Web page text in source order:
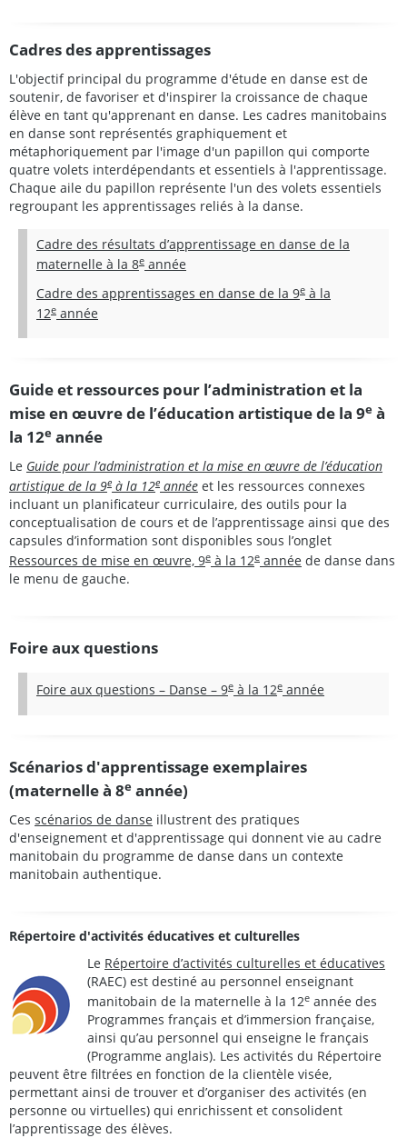
Cadres des apprentissages
L'objectif principal du programme d'étude en danse est de
soutenir, de favoriser et d'inspirer la croissance de chaque
élève en tant qu'apprenant en danse. Les cadres manitobains
en danse sont représentés graphiquement et
métaphoriquement par l'image d'un papillon qui comporte
quatre volets interdépendants et essentiels à l'apprentissage.
Chaque aile du papillon représente l'un des volets essentiels
regroupant les apprentissages reliés à la danse.
Cadre des résultats d’apprentissage en danse de la
maternelle à la 8e année
Cadre des apprentissages en danse de la 9e à la
12e année
Guide et ressources pour l’administration et la
mise en œuvre de l’éducation artistique de la 9e à
la 12e année
Le Guide pour l’administration et la mise en œuvre de l’éducation
artistique de la 9e à la 12e année et les ressources connexes
incluant un planificateur curriculaire, des outils pour la
conceptualisation de cours et de l’apprentissage ainsi que des
capsules d’information sont disponibles sous l’onglet
Ressources de mise en œuvre, 9e à la 12e année de danse dans
le menu de gauche.
Foire aux questions
Foire aux questions – Danse – 9e à la 12e année
Scénarios d'apprentissage exemplaires
(maternelle à 8e année)
Ces scénarios de danse illustrent des pratiques
d'enseignement et d'apprentissage qui donnent vie au cadre
manitobain du programme de danse dans un contexte
manitobain authentique.
Répertoire d'activités éducatives et culturelles
Le Répertoire d’activités culturelles et éducatives
(RAEC) est destiné au personnel enseignant
manitobain de la maternelle à la 12e année des
Programmes français et d’immersion française,
ainsi qu’au personnel qui enseigne le français
(Programme anglais). Les activités du Répertoire
peuvent être filtrées en fonction de la clientèle visée,
permettant ainsi de trouver et d’organiser des activités (en
personne ou virtuelles) qui enrichissent et consolident
l’apprentissage des élèves.